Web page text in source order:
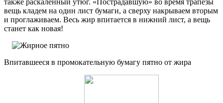
вещь кладем на один лист бумаги, а сверху накрываем вторым
и проглаживаем. Весь жир впитается в нижний лист, а вещь
станет как новая!
Впитавшееся в промокательную бумагу пятно от жира